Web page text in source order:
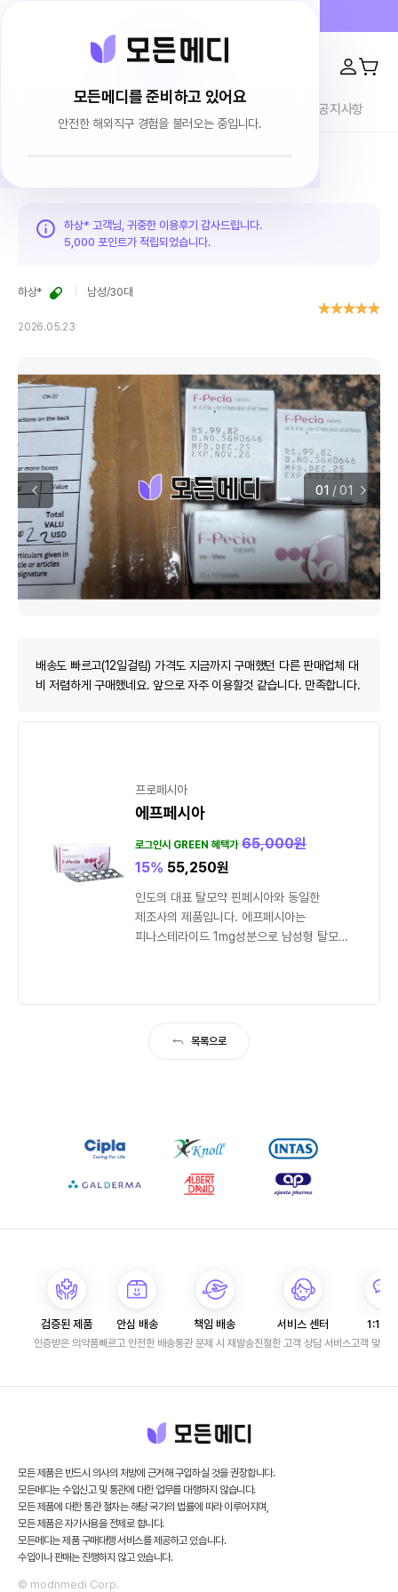
모든메디를 준비하고 있어요
안전한 해외직구 경험을 불러오는 중입니다.
이용후기 브랜드소개 공지사항
하상* 고객님, 귀중한 이용후기 감사드립니다.
5,000 포인트가 적립되었습니다.
하상* 남성/30대
2026.05.23
01 /01
배송도 빠르고(12일걸림) 가격도 지금까지 구매했던 다른 판매업체 대
비 저렴하게 구매했네요. 앞으로 자주 이용할것 같습니다. 만족합니다.
프로페시아
에프페시아
로그인시 GREEN 혜택가 65,000원
15% 55,250원
인도의 대표 탈모약 핀페시아와 동일한
제조사의 제품입니다. 에프페시아는
피나스테라이드 1mg성분으로 남성형 탈모
목록으로
검증된 제품
인증받은 의약품
안심 배송
빠르고 안전한 배송
책임 배송
통관 문제 시 재발송
서비스 센터
친절한 고객 상담 서비스
1:1 문
고객 맞춤
모든 제품은 반드시 의사의 처방에 근거해 구입하실 것을 권장합니다.
모든메디는 수입신고 및 통관에 대한 업무를 대행하지 않습니다.
모든 제품에 대한 통관 절차는 해당 국가의 법률에 따라 이루어지며,
모든 제품은 자가사용을 전제로 합니다.
모든메디는 제품 구매대행 서비스를 제공하고 있습니다.
수입이나 판매는 진행하지 않고 있습니다.
© modnmedi Corp.